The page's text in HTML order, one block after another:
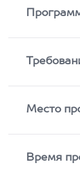
Место
Время